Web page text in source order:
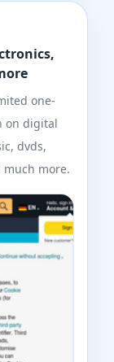
one-
on digital
dvds,
much more.